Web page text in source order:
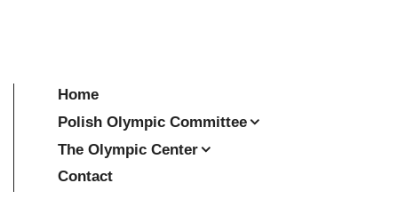
Home
Polish Olympic Committee
The Olympic Center
Contact